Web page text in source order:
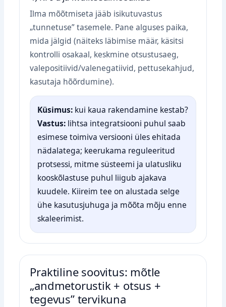
Ilma mõõtmiseta jääb isikutuvastus
„tunnetuse” tasemele. Pane alguses paika,
mida jälgid (näiteks läbimise määr, käsitsi
kontrolli osakaal, keskmine otsustusaeg,
valepositiivid/valenegatiivid, pettusekahjud,
kasutaja hõõrdumine).
Küsimus: kui kaua rakendamine kestab?
Vastus: lihtsa integratsiooni puhul saab
esimese toimiva versiooni üles ehitada
nädalatega; keerukama reguleeritud
protsessi, mitme süsteemi ja ulatusliku
kooskõlastuse puhul liigub ajakava
kuudele. Kiireim tee on alustada selge
ühe kasutusjuhuga ja mõõta mõju enne
skaleerimist.
Praktiline soovitus: mõtle
„andmetorustik + otsus +
tegevus” tervikuna